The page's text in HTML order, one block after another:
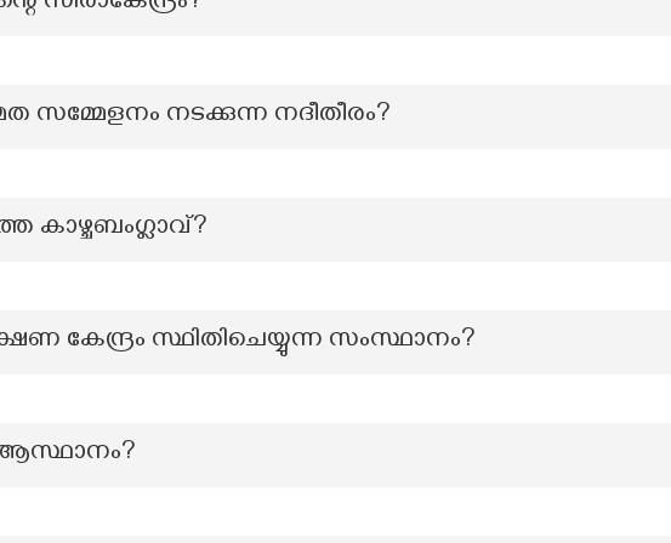
സമ്മേളനം നടക്കുന്ന നദീതീരം?
കാഴ്ചബംഗ്ലാവ്?
കേന്ദ്രം സ്ഥിതിചെയ്യുന്ന സംസ്ഥാനം?